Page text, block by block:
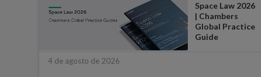
Space Law 2026
| Chambers
Global Practice
Guide
4 de agosto de 2026